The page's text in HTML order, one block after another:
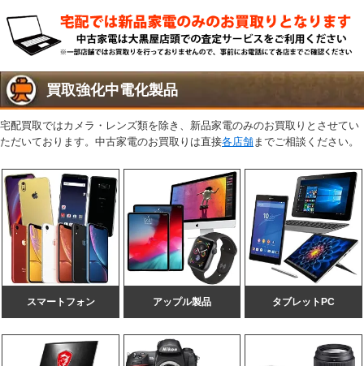
買取強化中電化製品
宅配買取ではカメラ・レンズ類を除き、新品家電のみのお買取りとさせてい
ただいております。 中古家電のお買取りは直接各店舗 までご相談ください。
スマートフォン アップル製品 タブレットPC